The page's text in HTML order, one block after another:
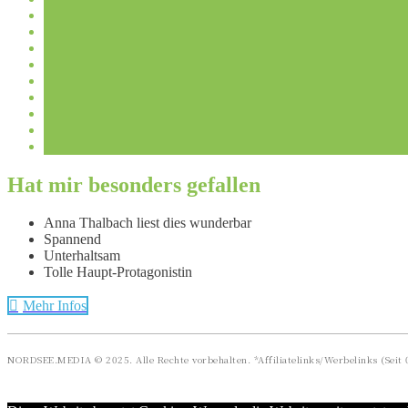
Hat mir besonders gefallen
Anna Thalbach liest dies wunderbar
Spannend
Unterhaltsam
Tolle Haupt-Protagonistin
Mehr Infos
NORDSEE.MEDIA © 2025. Alle Rechte vorbehalten. *Affiliatelinks/Werbelinks (Seit